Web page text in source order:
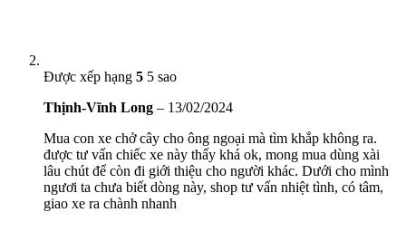
Được xếp hạng 5 5 sao
Thịnh-Vĩnh Long – 13/02/2024
Mua con xe chở cây cho ông ngoại mà tìm khắp không ra.
được tư vấn chiếc xe này thấy khá ok, mong mua dùng xài
lâu chút để còn đi giới thiệu cho người khác. Dưới cho mình
ngươi ta chưa biết dòng này, shop tư vấn nhiệt tình, có tâm,
giao xe ra chành nhanh